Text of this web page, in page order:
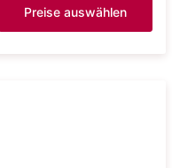
Preise auswählen